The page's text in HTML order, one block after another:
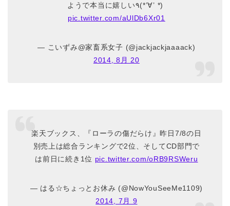
ようで本当に嬉しい٩(*’∀’ *)
pic.twitter.com/aUlDb6Xr01
— こいずみ@家畜系女子 (@jackjackjaaaack)
2014, 8月 20
楽天ブックス、『ローラの傷だらけ』昨日7/8の日
別売上は総合ランキングで2位、そしてCD部門で
は前日に続き1位 pic.twitter.com/oRB9RSWeru
— はる☆ちょっとお休み (@NowYouSeeMe1109)
2014, 7月 9